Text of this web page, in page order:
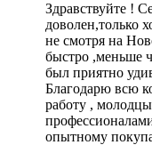
Здравствуйте !
доволен,только
не смотря на
быстро ,меньше
был приятно
Благодарю всю
работу ,
опытному